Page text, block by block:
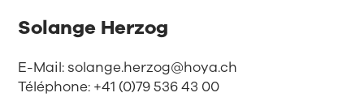
Solange Herzog
E-Mail: solange.herzog@hoya.ch
Téléphone: +41 (0)79 536 43 00